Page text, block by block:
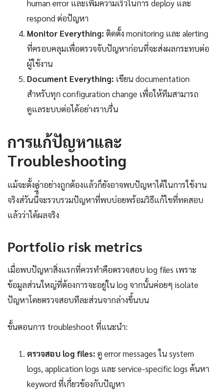
human error และเพิ่มความเร็วในการ deploy และ
respond ต่อปัญหา
Monitor Everything: ติดตั้ง monitoring และ alerting
ที่ครอบคลุมเพื่อตรวจจับปัญหาก่อนที่จะส่งผลกระทบต่อ
ผู้ใช้งาน
Document Everything: เขียน documentation
สำหรับทุก configuration change เพื่อให้ทีมสามารถ
ดูแลระบบต่อได้อย่างราบรื่น
การแก้ปัญหาและ
Troubleshooting
แม้จะตั้งค่าอย่างถูกต้องแล้วก็ยังอาจพบปัญหาได้ในการใช้งาน
จริงส่วันนี้ี้จะรวบรวมปัญหาที่พบบ่อยพร้อมวิธีแก้ไขที่ทดสอบ
แล้วว่าได้ผลจริง
Portfolio risk metrics
เมื่อพบปัญหาสิ่งแรกที่ควรทำคือตรวจสอบ log files เพราะ
ข้อมูลส่วนใหญ่ที่ต้องการจะอยู่ใน log จากนั้นค่อยๆ isolate
ปัญหาโดยตรวจสอบทีละส่วนจากล่างขึ้นบน
ขั้นตอนการ troubleshoot ที่แนะนำ:
ตรวจสอบ log files: ดู error messages ใน system
logs, application logs และ service-specific logs ค้นหา
keyword ที่เกี่ยวข้องกับปัญหา